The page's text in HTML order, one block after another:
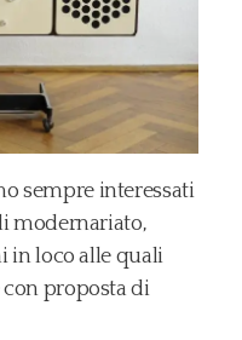
sempre interessati
modernariato,
in loco alle quali
proposta di